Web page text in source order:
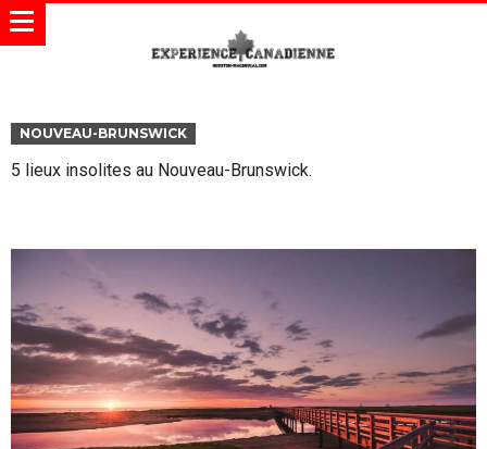
NOUVEAU-BRUNSWICK
5 lieux insolites au Nouveau-Brunswick.